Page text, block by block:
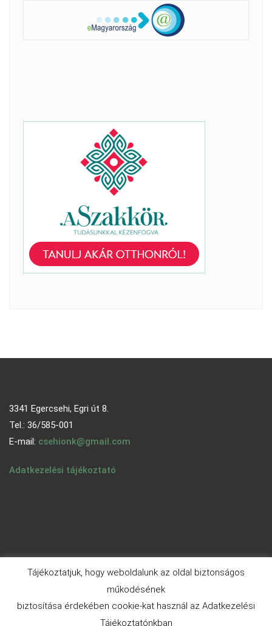
3341 Egercsehi, Egri út 8.
Tel.: 36/585-001
E-mail: csehionk@gmail.com
Adatkezelési tájékoztató
Tájékoztatjuk, hogy weboldalunk az oldal biztonságos
működésének
biztosítása érdekében cookie-kat használ az Adatkezelési
Tájékoztatónkban